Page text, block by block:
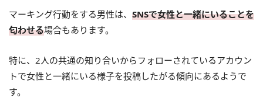
マーキング行動をする男性は、 SNSで女性と一緒にいることを
匂わせる場合もあります。
特に、2人の共通の知り合いからフォローされているアカウン
トで女性と一緒にいる様子を投稿したがる傾向にあるようで
す。